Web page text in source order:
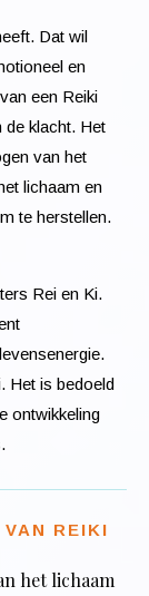
Dat wil
en
een Reiki
de klacht. Het
van het
lichaam en
te herstellen.
Rei en Ki.
Het is bedoeld
ontwikkeling
REIKI
het lichaam